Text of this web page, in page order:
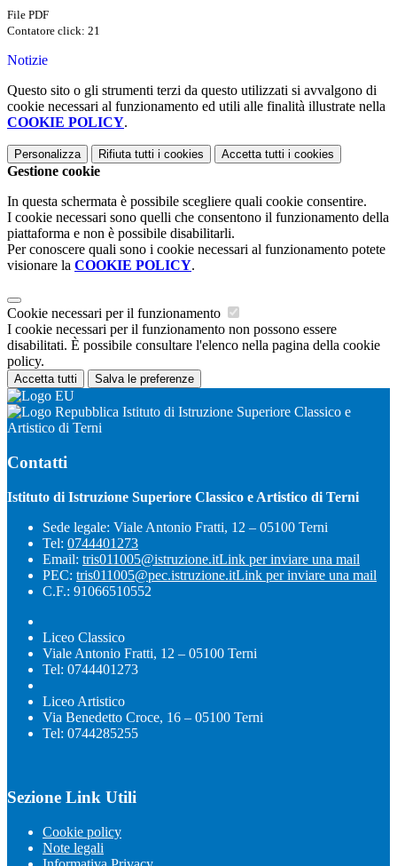
File PDF
Contatore click: 21
Notizie
Questo sito o gli strumenti terzi da questo utilizzati si avvalgono di
cookie necessari al funzionamento ed utili alle finalità illustrate nella
COOKIE POLICY.
Personalizza Rifiuta tutti i cookies Accetta tutti i cookies
Gestione cookie
In questa schermata è possibile scegliere quali cookie consentire.
I cookie necessari sono quelli che consentono il funzionamento della
piattaforma e non è possibile disabilitarli.
Per conoscere quali sono i cookie necessari al funzionamento potete
visionare la COOKIE POLICY.
Cookie necessari per il funzionamento
I cookie necessari per il funzionamento non possono essere
disabilitati. È possibile consultare l'elenco nella pagina della cookie
policy.
Accetta tutti Salva le preferenze
Istituto di Istruzione Superiore Classico e
Artistico di Terni
Contatti
Istituto di Istruzione Superiore Classico e Artistico di Terni
Sede legale: Viale Antonio Fratti, 12 – 05100 Terni
Tel: 0744401273
Email: tris011005@istruzione.itLink per inviare una mail
PEC: tris011005@pec.istruzione.itLink per inviare una mail
C.F.: 91066510552
Liceo Classico
Viale Antonio Fratti, 12 – 05100 Terni
Tel: 0744401273
Liceo Artistico
Via Benedetto Croce, 16 – 05100 Terni
Tel: 0744285255
Sezione Link Utili
Cookie policy
Note legali